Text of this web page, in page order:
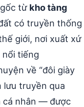
từ kho tàng
có truyền thống
giới, nơi xuất xứ
nổi tiếng
về “đôi giày
lưu truyền qua
cá nhân — được